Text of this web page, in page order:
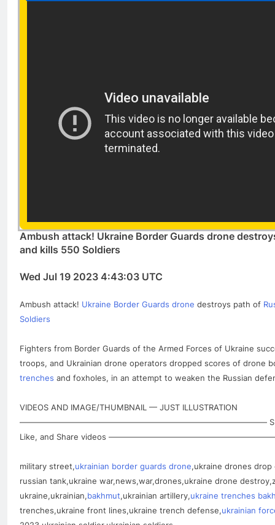
Ambush attack! Ukraine Border Guards drone
and kills 550 Soldiers
Wed Jul 19 2023 4:43:03 UTC
Ambush attack! Ukraine Border Guards drone destroys path of
Soldiers
Fighters from Border Guards of the Armed Forces of Ukraine
troops, and Ukrainian drone operators dropped scores of drone
trenches and foxholes, in an attempt to weaken the Russian
VIDEOS AND IMAGE/THUMBNAIL — JUST ILLUSTRATION
——————————————————————————————— Support
Like, and Share videos
military street,ukrainian border guards drone,ukraine drones
russian tank,ukraine war,news,war,drones,ukraine drone
ukraine,ukrainian,bakhmut,ukrainian artillery,ukraine trenches
trenches,ukraine front lines,ukraine trench defense,ukrainian